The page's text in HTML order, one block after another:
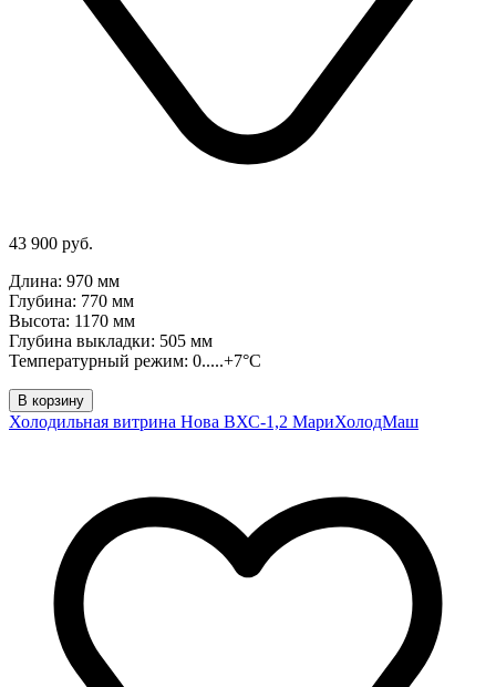
43 900 руб.
Длина: 970 мм
Глубина: 770 мм
Высота: 1170 мм
Глубина выкладки: 505 мм
Температурный режим: 0.....+7°C
В корзину
Холодильная витрина Нова ВХС-1,2 МариХолодМаш